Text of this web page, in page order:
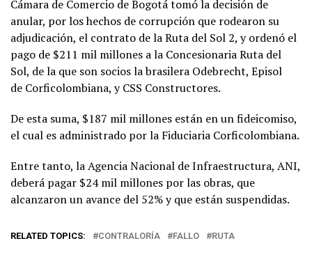
Cámara de Comercio de Bogotá tomó la decisión de
anular, por los hechos de corrupción que rodearon su
adjudicación, el contrato de la Ruta del Sol 2, y ordenó el
pago de $211 mil millones a la Concesionaria Ruta del
Sol, de la que son socios la brasilera Odebrecht, Episol
de Corficolombiana, y CSS Constructores.
De esta suma, $187 mil millones están en un fideicomiso,
el cual es administrado por la Fiduciaria Corficolombiana.
Entre tanto, la Agencia Nacional de Infraestructura, ANI,
deberá pagar $24 mil millones por las obras, que
alcanzaron un avance del 52% y que están suspendidas.
RELATED TOPICS: CONTRALORÍA FALLO RUTA